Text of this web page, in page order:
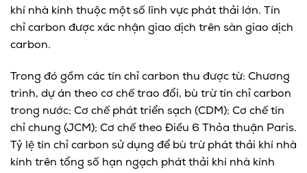
khí nhà kính thuộc một số lĩnh vực phát thải lớn. Tín
chỉ carbon được xác nhận giao dịch trên sàn giao dịch
carbon.
Trong đó gồm các tín chỉ carbon thu được từ: Chương
trình, dự án theo cơ chế trao đổi, bù trừ tín chỉ carbon
trong nước; Cơ chế phát triển sạch (CDM); Cơ chế tín
chỉ chung (JCM); Cơ chế theo Điều 6 Thỏa thuận Paris.
Tỷ lệ tín chỉ carbon sử dụng để bù trừ phát thải khí nhà
kính trên tổng số hạn ngạch phát thải khí nhà kính